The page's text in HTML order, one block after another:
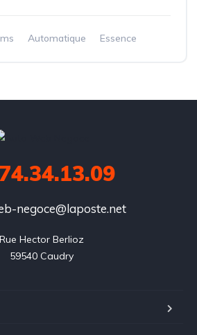
Automatique
Essence
negoce@laposte.net
Rue Hector Berlioz
59540 Caudry